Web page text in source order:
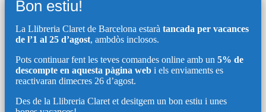
Bon estiu!
La Llibreria Claret de Barcelona estarà tancada per vacances
de l’1 al 25 d’agost, ambdòs inclosos.
Pots continuar fent les teves comandes online amb un 5% de
descompte en aquesta pàgina web i els enviaments es
reactivaran dimecres 26 d’agost.
Des de la Llibreria Claret et desitgem un bon estiu i unes